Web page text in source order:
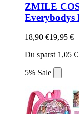
ZMILE
Everybodys
18,90 €19,95 €
Du sparst 1,05 €
5% Sale